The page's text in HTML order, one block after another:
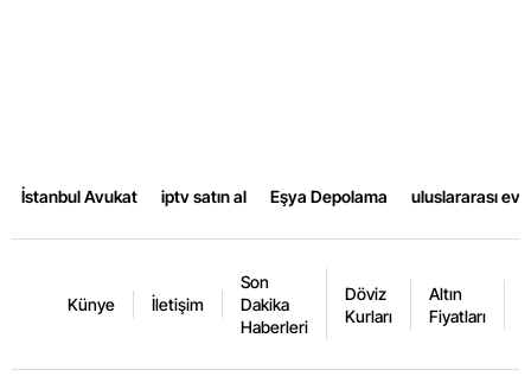
Tekirdağ
Tokat
Trabzon
İstanbul Avukat iptv satın al Eşya Depolama uluslararası
Künye İletişim
Son
Dakika
Haberleri
Döviz
Kurları
Altın
Fiyatları